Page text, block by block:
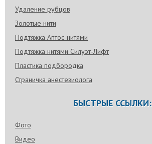
Удаление рубцов
Золотые нити
Подтяжка Аптос-нитями
Подтяжка нитями Силуэт-Лифт
Пластика подбородка
Страничка анестезиолога
БЫСТРЫЕ ССЫЛКИ:
Фото
Видео